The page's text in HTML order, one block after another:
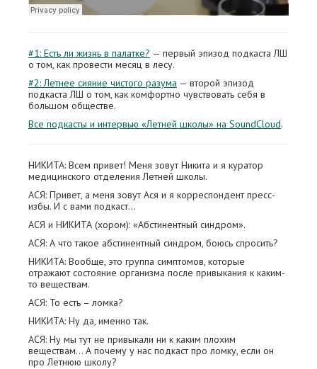
#1: Есть ли жизнь в палатке? — первый эпизод подкаста ЛШ
о том, как провести месяц в лесу.
#2: Летнее сияние чистого разума — второй эпизод
подкаста ЛШ о том, как комфортно чувствовать себя в
большом обществе.
Все подкасты и интервью «Летней школы» на SoundCloud.
НИКИТА: Всем привет! Меня зовут Никита и я куратор
медицинского отделения Летней школы.
АСЯ: Привет, а меня зовут Ася и я корреспондент пресс-
избы. И с вами подкаст…
АСЯ и НИКИТА (хором): «Абстинентный синдром».
АСЯ: А что такое абстинентный синдром, боюсь спросить?
НИКИТА: Вообще, это группа симптомов, которые
отражают состояние организма после привыкания к каким-
то веществам.
АСЯ: То есть – ломка?
НИКИТА: Ну да, именно так.
АСЯ: Ну мы тут не привыкали ни к каким плохим
веществам… А почему у нас подкаст про ломку, если он
про Летнюю школу?